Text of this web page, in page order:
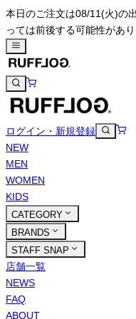
本日のご注文は08/11(火)の
っては前後する可能性があ
ログイン・新規登録
NEW
MEN
WOMEN
KIDS
CATEGORY
BRANDS
STAFF SNAP
店舗一覧
NEWS
FAQ
ABOUT